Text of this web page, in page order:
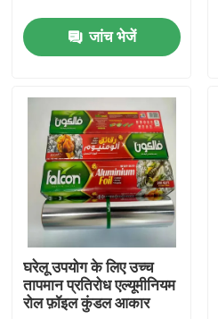
फैक्टरी यात्रा
एक बोली का अनुरोध
मिल खत्म एल्यूमीनियम का तार
रंग लेपित एल्यूमीनियम का तार
कोल्ड रोल्ड एल्युमिनियम कॉइल
जांच भेजें
घरेलू उपयोग के लिए उच्च
तापमान प्रतिरोध एल्यूमीनियम
रोल फ़ॉइल कुंडल आकार